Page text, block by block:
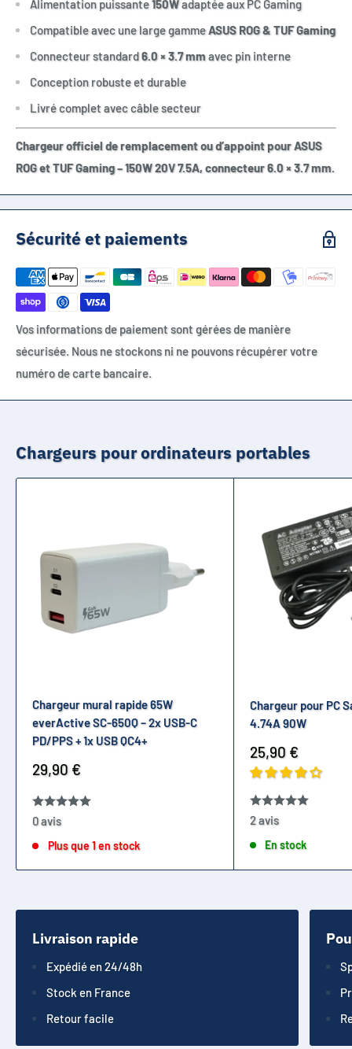
Alimentation puissante150Wadaptée aux PC Gaming
Compatible avec une large gammeASUS ROG & TUF Gaming
Connecteur standard6.0 × 3.7 mmavec pin interne
Conception robuste et durable
Livré complet avec câble secteur
Chargeur officiel de remplacement ou d’appoint pour ASUS
ROG et TUF Gaming – 150W 20V 7.5A, connecteur 6.0 × 3.7 mm.
Sécurité et paiements
Vos informations de paiement sont gérées de manière
sécurisée. Nous ne stockons ni ne pouvons récupérer votre
numéro de carte bancaire.
Chargeurs pour ordinateurs portables
Chargeur mural rapide 65W
everActive SC-650Q – 2x USB-C
PD/PPS + 1x USB QC4+
Prix
réduit
29,90 €
0 avis
Plus que 1 en stock
Chargeur pour PC
4.74A 90W
Prix
réduit
25,90 €
2 avis
En stock
Livraison rapide
Expédié en 24/48h
Stock en France
Retour facile